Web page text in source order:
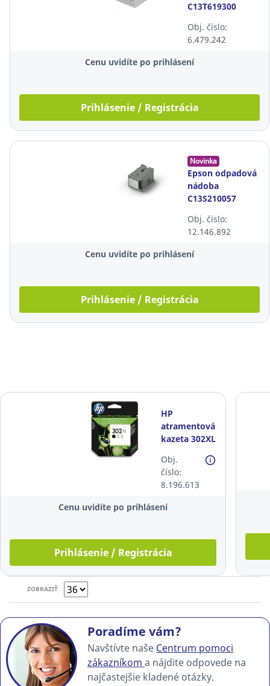
C13T619300
Obj. číslo:
6.479.242
Cenu uvidíte po prihlásení
Prihlásenie / Registrácia
Novinka
Epson odpadová
nádoba
C13S210057
Obj. číslo:
12.146.892
Cenu uvidíte po prihlásení
Prihlásenie / Registrácia
HP
atramentová
kazeta 302XL
čierna
Obj.
číslo:
8.196.613
Cenu uvidíte po prihlásení
Prihlásenie / Registrácia
ZOBRAZIŤ
Poradíme vám?
Navštívte naše Centrum pomoci
zákazníkom a nájdite odpovede na
najčastejšie kladené otázky.